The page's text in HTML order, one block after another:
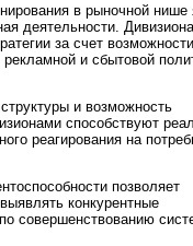
в рыночной
деятельности.
за счет возможности
и сбытовой
и возможность
способствуют
реагирования на
позволяет
конкурентные
совершенствованию